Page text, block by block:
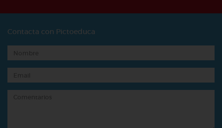
Contacta con Pictoeduca